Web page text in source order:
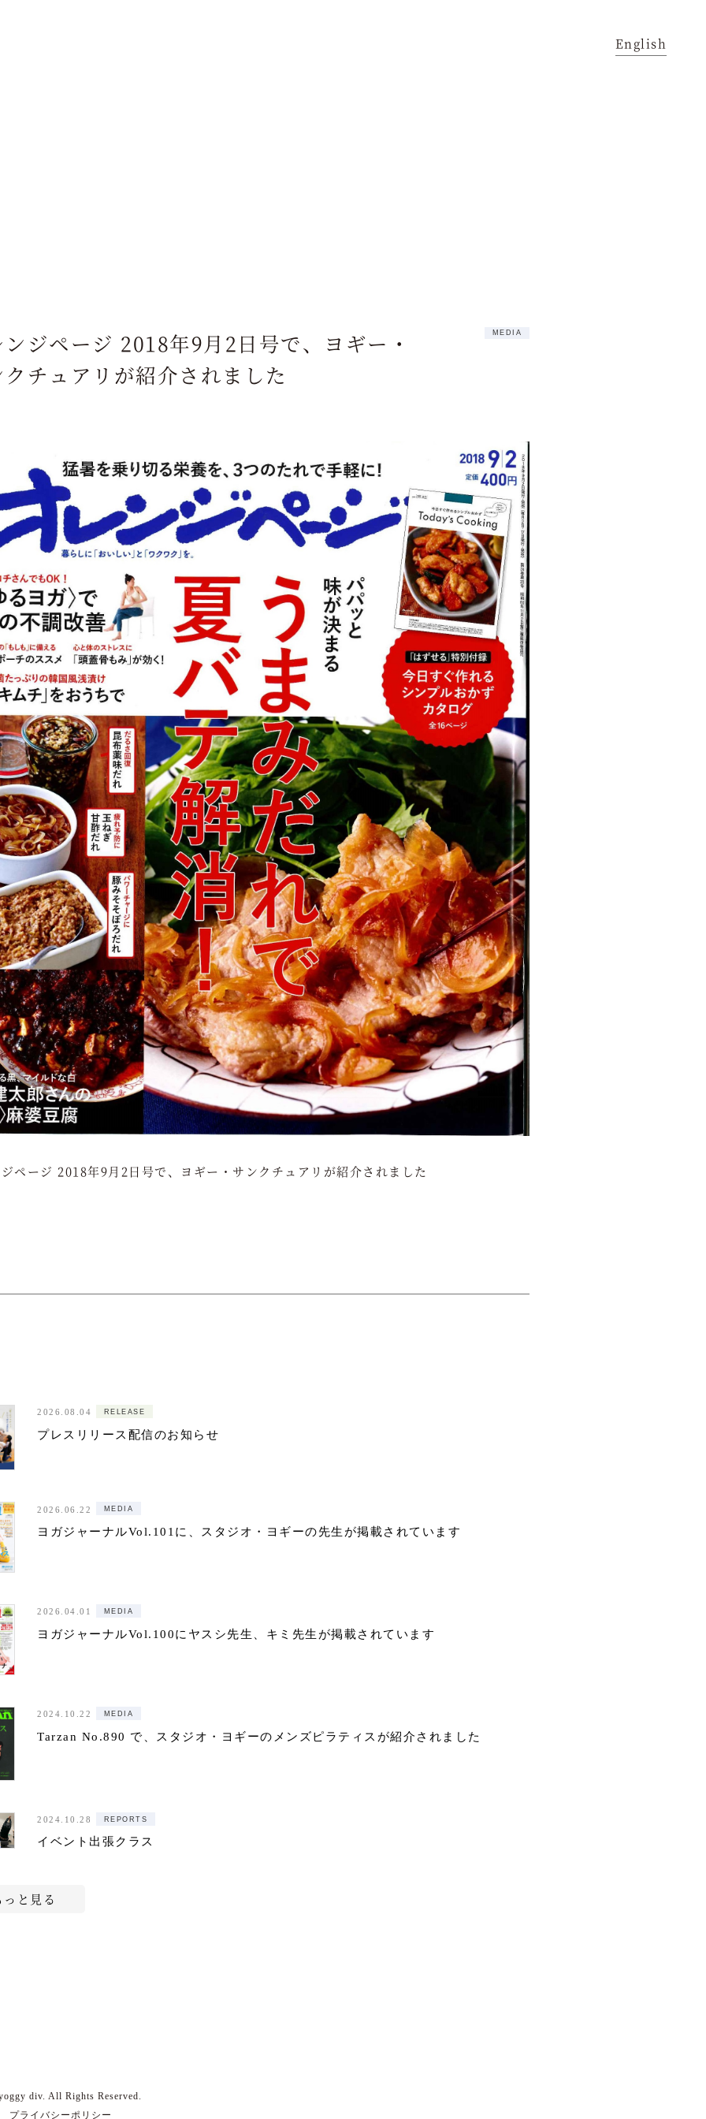
English
MEDIA
ジページ 2018年9月2日号で、ヨギー・
チュアリが紹介されました
ページ 2018年9月2日号で、ヨギー・サンクチュアリが紹介されました
2026.08.04 RELEASE
プレスリリース配信のお知らせ
2026.06.22 MEDIA
ヨガジャーナルVol.101に、スタジオ・ヨギーの先生が掲載されています
2026.04.01 MEDIA
ヨガジャーナルVol.100にヤスシ先生、キミ先生が掲載されています
2024.10.22 MEDIA
Tarzan No.890 で、スタジオ・ヨギーのメンズピラティスが紹介されました
2024.10.28 REPORTS
イベント出張クラス
っと見る
div. All Rights Reserved.
プライバシーポリシー